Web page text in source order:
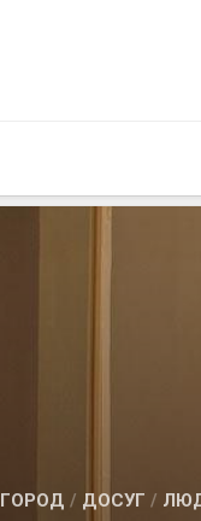
ГОРОД / ДОСУГ /